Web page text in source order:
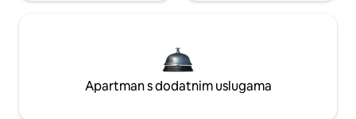
Apartman s dodatnim uslugama